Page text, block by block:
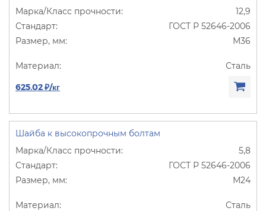
12,9
ГОСТ Р 52646-2006
М36
Сталь
625.02 ₽/кг
Шайба к высокопрочным болтам
5,8
ГОСТ Р 52646-2006
М24
Сталь